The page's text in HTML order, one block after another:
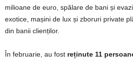
milioane de euro, spălare de bani și
exotice, mașini de lux și zboruri private
din banii clienților.
În februarie, au fost reținute 11